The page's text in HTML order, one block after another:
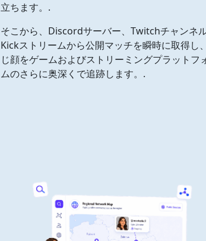
立ちます。.
そこから、Discordサーバー、Twitchチャンネル
Kickストリームから公開マッチを瞬時に取得し
じ顔をゲームおよびストリーミングプラットフ
ムのさらに奥深くで追跡します。.